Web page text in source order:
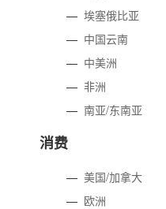
—埃塞俄比亚
— 中国云南
— 中美洲
—非洲
—南亚/东南亚
消费
—美国/加拿大
— 欧洲